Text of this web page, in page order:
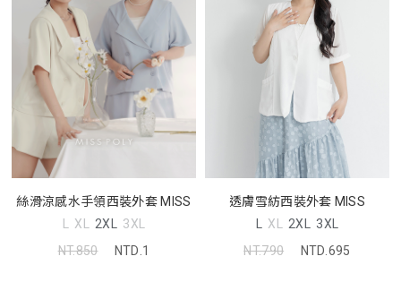
絲滑涼感水手領西裝外套 MISS
L XL 2XL 3XL
NT.850
NTD.1
透膚雪紡西裝外套 MISS
L XL 2XL 3XL
NT.790
NTD.695